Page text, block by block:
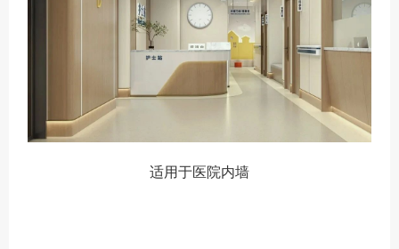
适用于医院内墙